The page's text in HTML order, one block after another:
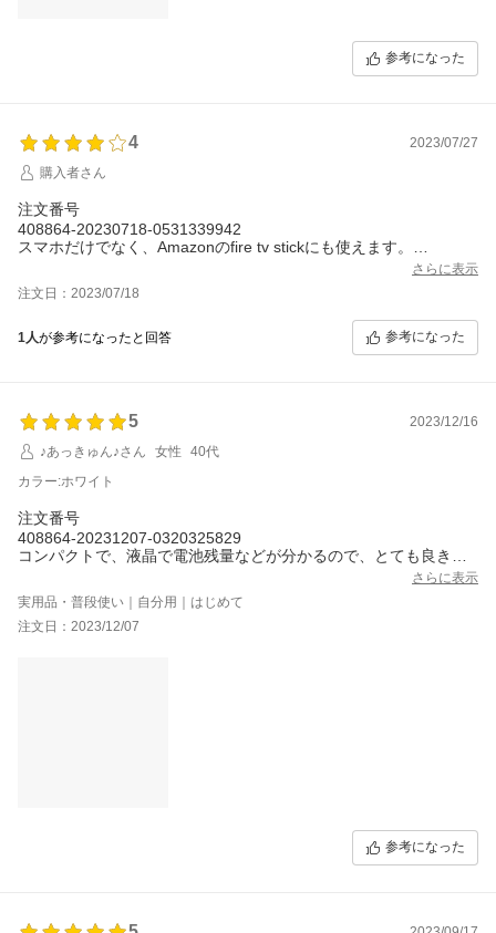
参考になった
4
2023/07/27
購入者さん
注文番号
408864-20230718-0531339942
スマホだけでなく、Amazonのfire tv stickにも使えます。
一度接続すると、また使用する際に自動的に接続します。
あと別機種で使うときは、前に使用していた機種の接続を解除し
ないと前に使用していた機種に接続したままになります。
あと接続とか電源が切れた時などは女性の声でアナウンスが流れ
ますが、少し声が重いような気がします。
さらに表示
注文日：2023/07/18
1人が参考になったと回答 参考になった
5
2023/12/16
♪あっきゅん♪さん
女性
40代
カラー:ホワイト
注文番号
408864-20231207-0320325829
コンパクトで、液晶で電池残量などが分かるので、とても良きで
自転車通勤の際、片耳だけに使用することが、多いのですが、音
もよく、雨に濡れても心配ないのも助かります。
安く購入できたので、良かったです。ありがとうございます。
さらに表示
実用品・普段使い｜自分用｜はじめて
注文日：2023/12/07
参考になった